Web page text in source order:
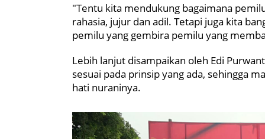
"Tentu kita mendukung bagaimana
rahasia, jujur dan adil. Tetapi juga kita
pemilu yang gembira pemilu yang
Lebih lanjut disampaikan oleh Edi
sesuai pada prinsip yang ada, sehingga
hati nuraninya.